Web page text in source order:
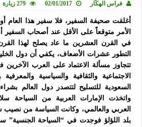
فراس الهكَّار 02/01/2017 279 زيارة
أغلقت صحيفة السفير، فلا سفير هذا العام أو
الأمر متوقعاً على الأقل عند أصحاب السفير
في القرن العشرين ما عاد يصلح لهذا
التطور عشرات الأضعاف، يكفي أن دول
تتجاوز مسألة الاعتماد على العرب
الاجتماعية والثقافية والسياسية والمعرفية
السعودية للتسليح لتتصدر دول العالم
واتخذت الإمارات العربية من السياحة
العربي والعالمي، وكانت السياسة من نصيب
بلد اللؤلؤ فوجدت في “السياحة الجنسية”